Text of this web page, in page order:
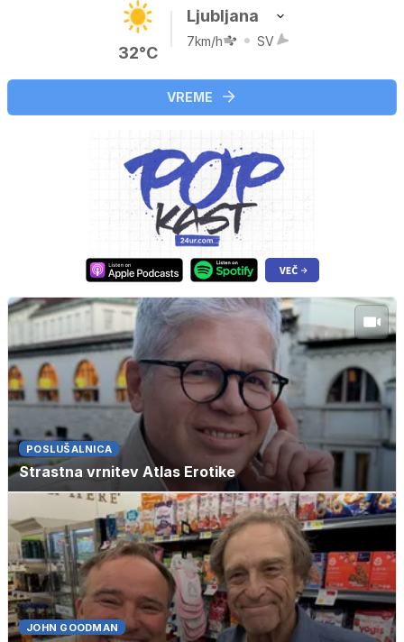
32°C
Ljubljana
7km/h SV
VREME
POSLUŠALNICA
Strastna vrnitev Atlas Erotike
JOHN GOODMAN